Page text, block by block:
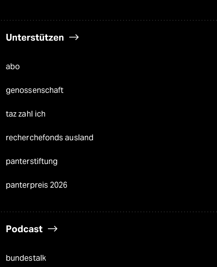
Unterstützen
abo
genossenschaft
taz zahl ich
recherchefonds ausland
panterstiftung
panterpreis 2026
Podcast
bundestalk